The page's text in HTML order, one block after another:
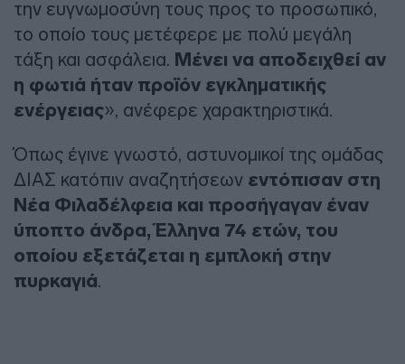
την ευγνωμοσύνη τους προς το προσωπικό,
το οποίο τους μετέφερε με πολύ μεγάλη
τάξη και ασφάλεια. Μένει να αποδειχθεί αν
η φωτιά ήταν προϊόν εγκληματικής
ενέργειας», ανέφερε χαρακτηριστικά.
Όπως έγινε γνωστό, αστυνομικοί της ομάδας
ΔΙΑΣ κατόπιν αναζητήσεων εντόπισαν στη
Νέα Φιλαδέλφεια και προσήγαγαν έναν
ύποπτο άνδρα, Έλληνα 74 ετών, του
οποίου εξετάζεται η εμπλοκή στην
πυρκαγιά.